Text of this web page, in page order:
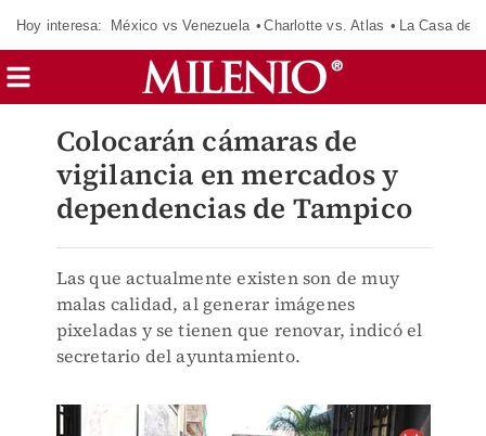
Hoy interesa: México vs Venezuela Charlotte vs. Atlas La Casa de
Colocarán cámaras de
vigilancia en mercados y
dependencias de Tampico
Las que actualmente existen son de muy
malas calidad, al generar imágenes
pixeladas y se tienen que renovar, indicó el
secretario del ayuntamiento.